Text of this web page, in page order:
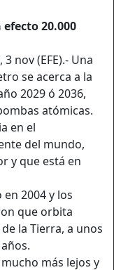
20.000
nov (EFE).- Una
se acerca a la
2029 ó 2036,
atómicas.
en el
del mundo,
y que está en
2004 y los
que orbita
la Tierra, a unos
más lejos y